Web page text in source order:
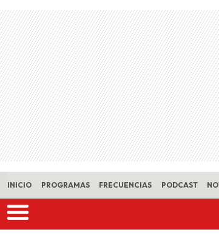
Skip to main content
INICIO PROGRAMAS FRECUENCIAS PODCAST